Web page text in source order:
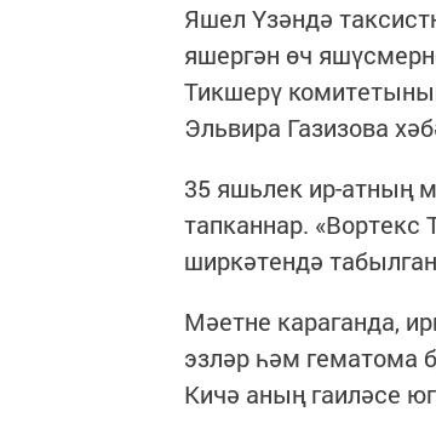
Яшел Үзәндә
яшергән өч
Тикшерү
Эльвира Газизова
35 яшьлек ир-атның
тапканнар.
ширкәтендә
Мәетне караганда,
эзләр һәм гематома
Кичә аның гаиләсе